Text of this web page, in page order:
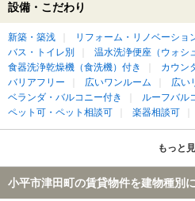
設備・こだわり
新築・築浅 リフォーム・リノベーショ
バス・トイレ別
温水洗浄便座（ウォシ
食器洗浄乾燥機（食洗機）付き
カウン
バリアフリー
広いワンルーム
広い
ベランダ・バルコニー付き
ルーフバル
ペット可・ペット相談可
楽器相談可
もっと
小平市津田町の賃貸物件を建物種別